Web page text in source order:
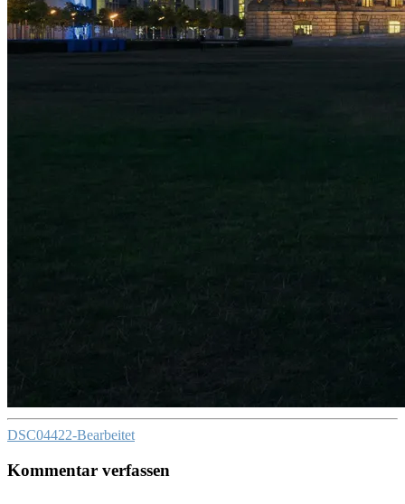
DSC04422-Bearbeitet
Kommentar verfassen